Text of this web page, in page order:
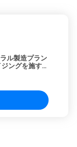
ル製造プラン
ングを施すこ